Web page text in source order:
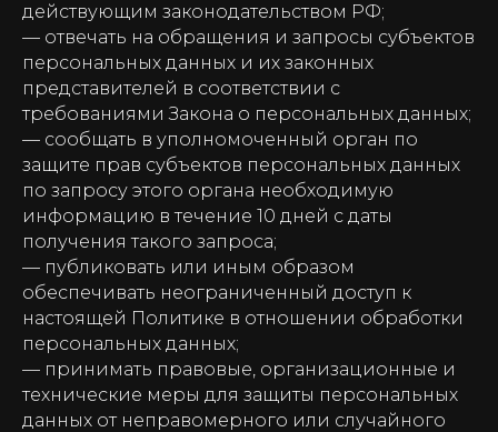
действующим законодательством РФ;
— отвечать на обращения и запросы субъектов
персональных данных и их законных
представителей в соответствии с
требованиями Закона о персональных данных;
— сообщать в уполномоченный орган по
защите прав субъектов персональных данных
по запросу этого органа необходимую
информацию в течение 10 дней с даты
получения такого запроса;
— публиковать или иным образом
обеспечивать неограниченный доступ к
настоящей Политике в отношении обработки
персональных данных;
— принимать правовые, организационные и
технические меры для защиты персональных
данных от неправомерного или случайного